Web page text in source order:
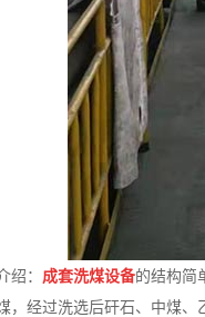
绍： 成套洗煤设备的结构简
，经过洗选后矸石、中煤